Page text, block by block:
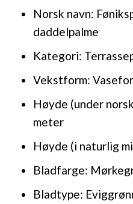
Norsk navn:
daddelpalme
Kategori:
Vekstform:
Høyde (under
meter
Høyde (i naturlig
Bladfarge:
Bladtype: